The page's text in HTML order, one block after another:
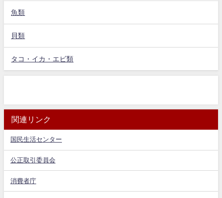
魚類
貝類
タコ・イカ・エビ類
関連リンク
国民生活センター
公正取引委員会
消費者庁